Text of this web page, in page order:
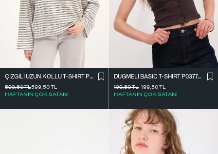
ÇIZGILI UZUN KOLLU T-SHIRT P10522
599,50TL
HAFTANIN ÇOK SATANI
599,50TL
DÜĞMELI BASIC T-SHIRT P0377-K12
199,50TL
HAFTANIN ÇOK SATANI
199,50TL